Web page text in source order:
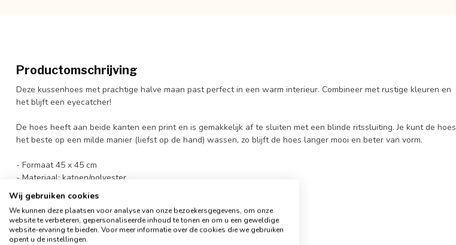
Productomschrijving
Deze kussenhoes met prachtige halve maan past perfect in een warm interieur. Combineer met rustige kleuren en
het blijft een eyecatcher!
De hoes heeft aan beide kanten een print en is gemakkelijk af te sluiten met een blinde ritssluiting. Je kunt de hoes
het beste op een milde manier (liefst op de hand) wassen, zo blijft de hoes langer mooi en beter van vorm.
- Formaat 45 x 45 cm
- Materiaal: katoen/polyester
- Afsluitbaar met een rits
- Exclusief binnenkussen
Reviews
Wij gebruiken cookies
We kunnen deze plaatsen voor analyse van onze bezoekersgegevens, om onze
website te verbeteren, gepersonaliseerde inhoud te tonen en om u een geweldige
website-ervaring te bieden. Voor meer informatie over de cookies die we gebruiken
opent u de instellingen.